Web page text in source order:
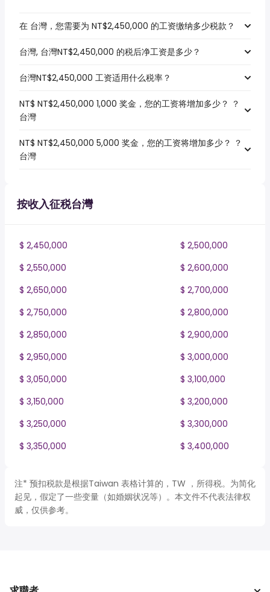
在 台灣，您需要为 NT$2,450,000 的工资缴纳多少税款？
台灣, 台灣NT$2,450,000 的税后净工资是多少？
台灣NT$2,450,000 工资适用什么税率？
NT$ NT$2,450,000 1,000 奖金，您的工资将增加多少？ ？
台灣
NT$ NT$2,450,000 5,000 奖金，您的工资将增加多少？ ？
台灣
按收入征税台灣
$ 2,450,000
$ 2,500,000
$ 2,550,000
$ 2,600,000
$ 2,650,000
$ 2,700,000
$ 2,750,000
$ 2,800,000
$ 2,850,000
$ 2,900,000
$ 2,950,000
$ 3,000,000
$ 3,050,000
$ 3,100,000
$ 3,150,000
$ 3,200,000
$ 3,250,000
$ 3,300,000
$ 3,350,000
$ 3,400,000
注* 预扣税款是根据Taiwan 表格计算的，TW ，所得税。为简化
起见，假定了一些变量（如婚姻状况等）。本文件不代表法律权
威，仅供参考。